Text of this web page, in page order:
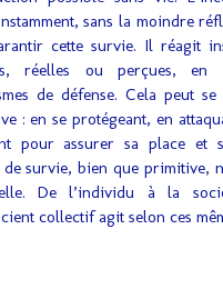
sans la moindre
cette survie. Il réagit
réelles ou perçues, en
de défense. Cela peut
: en se protégeant, en
pour assurer sa place et
survie, bien que primitive,
De l’individu à la
collectif agit selon ces